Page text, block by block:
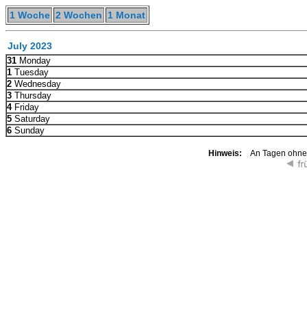
1 Woche 2 Wochen 1 Monat
July 2023
31 Monday
1 Tuesday
2 Wednesday
3 Thursday
4Friday
5 Saturday
6 Sunday
Hinweis: An Tagen